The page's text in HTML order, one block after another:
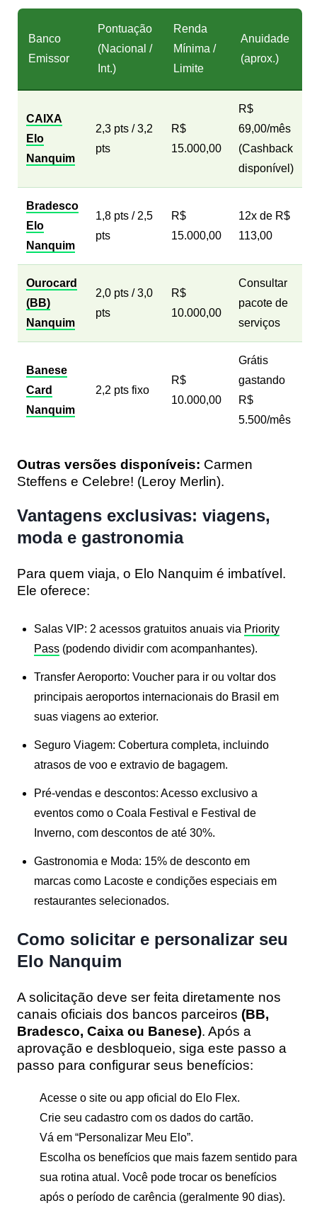
Banco
Emissor
Pontuação
(Nacional /
Int.)
Renda
Mínima /
Limite
Anuidade
(aprox.)
CAIXA
Elo
Nanquim
2,3 pts / 3,2
pts
R$
15.000,00
R$
69,00/mês
(Cashback
disponível)
Bradesco
Elo
Nanquim
1,8 pts / 2,5
pts
R$
15.000,00
12x de R$
113,00
Ourocard
(BB)
Nanquim
2,0 pts / 3,0
pts
R$
10.000,00
Consultar
pacote de
serviços
Banese
Card
Nanquim
2,2 pts fixo
R$
10.000,00
Grátis
gastando
R$
5.500/mês
Outras versões disponíveis: Carmen
Steffens e Celebre! (Leroy Merlin).
Vantagens exclusivas: viagens,
moda e gastronomia
Para quem viaja, o Elo Nanquim é imbatível.
Ele oferece:
Salas VIP: 2 acessos gratuitos anuais via Priority
Pass (podendo dividir com acompanhantes).
Transfer Aeroporto: Voucher para ir ou voltar dos
principais aeroportos internacionais do Brasil em
suas viagens ao exterior.
Seguro Viagem: Cobertura completa, incluindo
atrasos de voo e extravio de bagagem.
Pré-vendas e descontos: Acesso exclusivo a
eventos como o Coala Festival e Festival de
Inverno, com descontos de até 30%.
Gastronomia e Moda: 15% de desconto em
marcas como Lacoste e condições especiais em
restaurantes selecionados.
Como solicitar e personalizar seu
Elo Nanquim
A solicitação deve ser feita diretamente nos
canais oficiais dos bancos parceiros (BB,
Bradesco, Caixa ou Banese). Após a
aprovação e desbloqueio, siga este passo a
passo para configurar seus benefícios:
Acesse o site ou app oficial do Elo Flex.
Crie seu cadastro com os dados do cartão.
Vá em “Personalizar Meu Elo”.
Escolha os benefícios que mais fazem sentido para
sua rotina atual. Você pode trocar os benefícios
após o período de carência (geralmente 90 dias).